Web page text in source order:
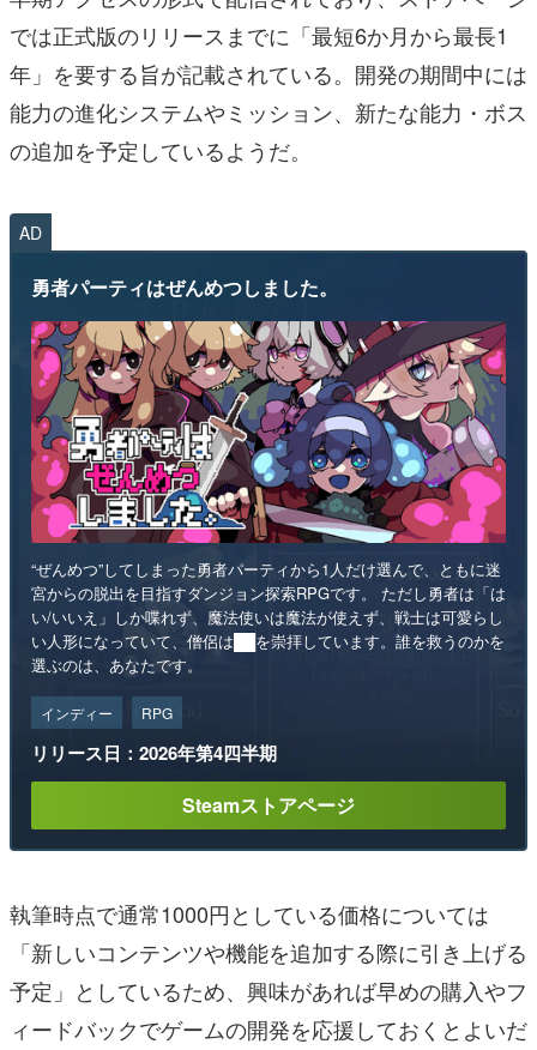
では正式版のリリースまでに「最短6か月から最長1
年」を要する旨が記載されている。開発の期間中には
能力の進化システムやミッション、新たな能力・ボス
の追加を予定しているようだ。
AD
勇者パーティはぜんめつしました。
“ぜんめつ”してしまった勇者パーティから1人だけ選んで、ともに迷
宮からの脱出を目指すダンジョン探索RPGです。 ただし勇者は「は
い/いいえ」しか喋れず、魔法使いは魔法が使えず、戦士は可愛らし
い人形になっていて、僧侶は██を崇拝しています。誰を救うのかを
選ぶのは、あなたです。
インディー RPG
リリース日：2026年第4四半期
Steamストアページ
執筆時点で通常1000円としている価格については
「新しいコンテンツや機能を追加する際に引き上げる
予定」としているため、興味があれば早めの購入やフ
ィードバックでゲームの開発を応援しておくとよいだ